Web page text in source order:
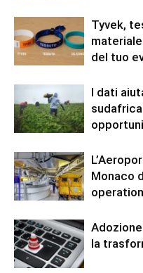
Tyvek,
del tuo
I dati
Monaco
la